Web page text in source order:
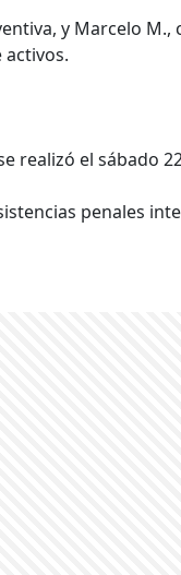
y Marcelo
realizó el sábado
penales